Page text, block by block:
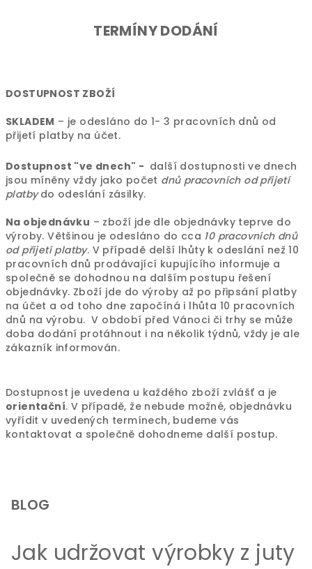
TERMÍNY DODÁNÍ
DOSTUPNOST ZBOŽÍ
SKLADEM – je odesláno do 1- 3 pracovních dnů od
přijetí platby na účet.
Dostupnost "ve dnech" - další dostupnosti ve dnech
jsou míněny vždy jako počet dnů pracovních od přijetí
platby do odeslání zásilky.
Na objednávku – zboží jde dle objednávky teprve do
výroby. Většinou je odesláno do cca 10 pracovních dnů
od přijetí platby. V případě delší lhůty k odeslání než 10
pracovních dnů prodávající kupujícího informuje a
společně se dohodnou na dalším postupu řešení
objednávky. Zboží jde do výroby až po připsání platby
na účet a od toho dne započíná i lhůta 10 pracovních
dnů na výrobu. V období před Vánoci či trhy se může
doba dodání protáhnout i na několik týdnů, vždy je ale
zákazník informován.
Dostupnost je uvedena u každého zboží zvlášť a je
orientační. V případě, že nebude možné, objednávku
vyřídit v uvedených termínech, budeme vás
kontaktovat a společně dohodneme další postup.
BLOG
Jak udržovat výrobky z juty